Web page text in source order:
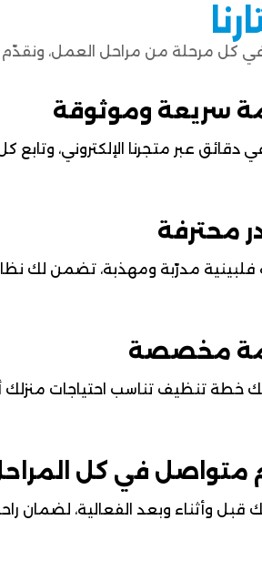
كل مرحلة من مراحل العمل، ونقدّم
سريعة وموثوقة
دقائق عبر متجرنا الإلكتروني،
محترفة
فلبينية مدرّبة ومهذبة، تضمن لك
مخصصة
خطة تنظيف تناسب احتياجات
متواصل في كل
قبل وأثناء وبعد الفعالية، لضمان